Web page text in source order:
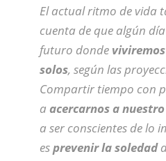
El actual ritmo de vida
cuenta de que algún
futuro donde
solos, según las
Compartir tiempo con
a acercarnos a
a ser conscientes de lo
esprevenir la soledad